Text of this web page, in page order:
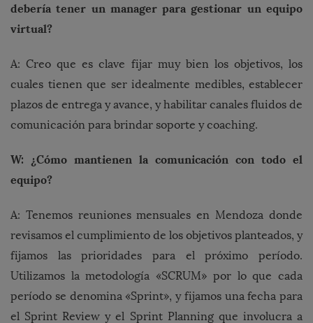
debería tener un manager para gestionar un equipo
virtual?
A: Creo que es clave fijar muy bien los objetivos, los
cuales tienen que ser idealmente medibles, establecer
plazos de entrega y avance, y habilitar canales fluidos de
comunicación para brindar soporte y coaching.
W: ¿Cómo mantienen la comunicación con todo el
equipo?
A: Tenemos reuniones mensuales en Mendoza donde
revisamos el cumplimiento de los objetivos planteados, y
fijamos las prioridades para el próximo período.
Utilizamos la metodología «SCRUM» por lo que cada
período se denomina «Sprint», y fijamos una fecha para
el Sprint Review y el Sprint Planning que involucra a